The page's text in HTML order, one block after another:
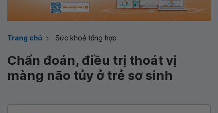
Trang chủ Sức khoẻ tổng hợp
Chẩn đoán, điều trị thoát vị
màng não tủy ở trẻ sơ sinh